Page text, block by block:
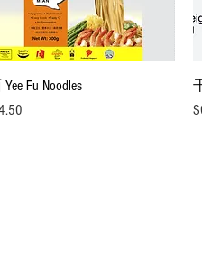
快速瀏覽
Fu Noodles